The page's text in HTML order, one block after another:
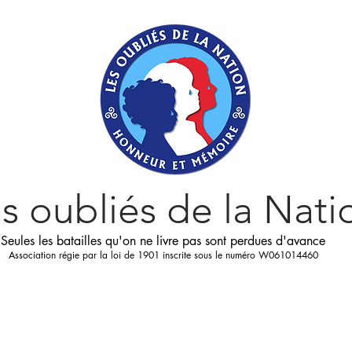
oubliés de la
Seules les batailles qu'on ne livre pas sont perdues d'avance
Association régie par la loi de 1901 inscrite sous le numéro W061014460